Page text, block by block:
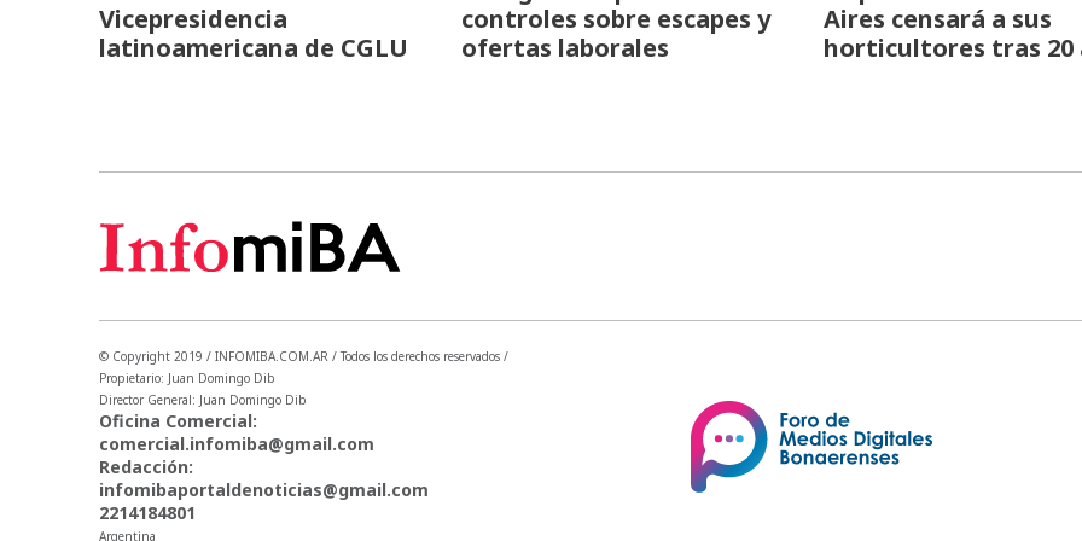
Vicepresidencia
latinoamericana de CGLU
controles sobre escapes y
ofertas laborales
Aires censará a sus
horticultores tras 20
© Copyright 2019 / INFOMIBA.COM.AR / Todos los derechos reservados /
Propietario: Juan Domingo Dib
Director General: Juan Domingo Dib
Oficina Comercial:
comercial.infomiba@gmail.com
Redacción:
infomibaportaldenoticias@gmail.com
2214184801
Argentina